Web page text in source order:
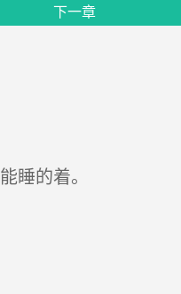
下一章
的着。